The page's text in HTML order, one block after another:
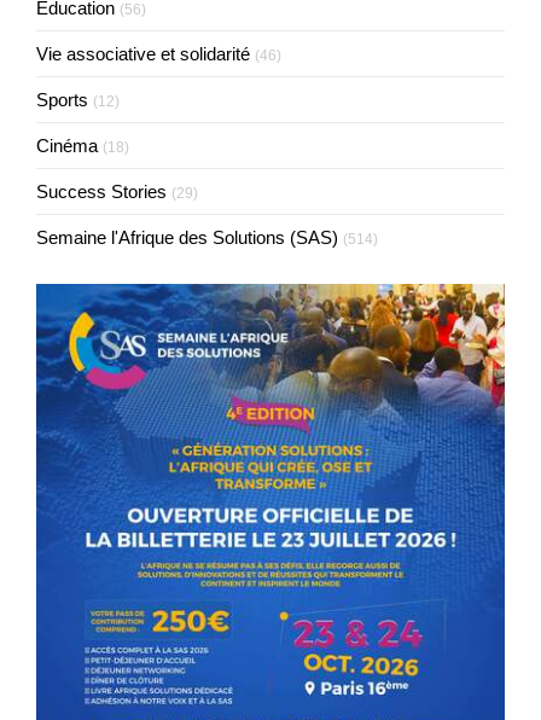
Éducation (56)
Vie associative et solidarité (46)
Sports (12)
Cinéma (18)
Success Stories (29)
Semaine l'Afrique des Solutions (SAS) (514)